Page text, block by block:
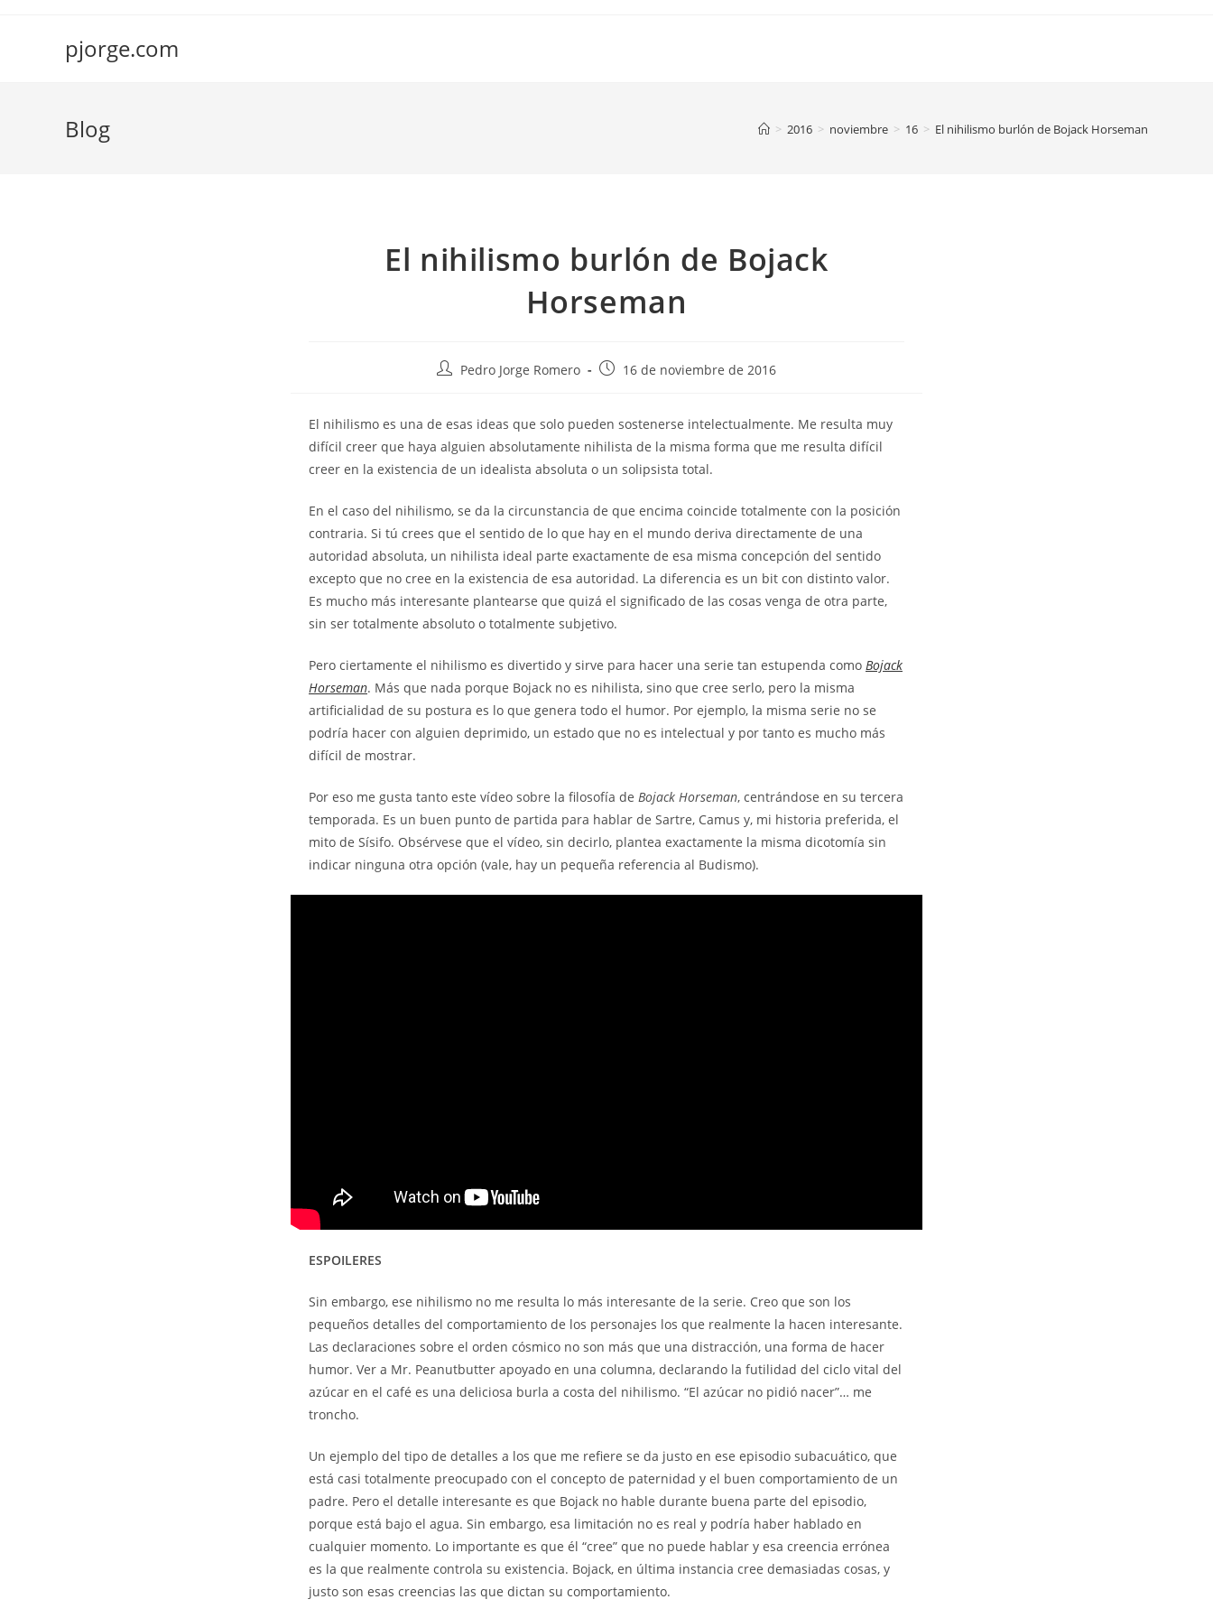
pjorge.com
Blog > 2016 > noviembre > 16 > El nihilismo burlón de Bojack Horseman
El nihilismo burlón de Bojack
Horseman
Autor
entrada:
Pedro Jorge Romero
Publicación
entrada:
16 de noviembre de 2016
El nihilismo es una de esas ideas que solo pueden sostenerse intelectualmente. Me resulta muy
difícil creer que haya alguien absolutamente nihilista de la misma forma que me resulta difícil
creer en la existencia de un idealista absoluta o un solipsista total.
En el caso del nihilismo, se da la circunstancia de que encima coincide totalmente con la posición
contraria. Si tú crees que el sentido de lo que hay en el mundo deriva directamente de una
autoridad absoluta, un nihilista ideal parte exactamente de esa misma concepción del sentido
excepto que no cree en la existencia de esa autoridad. La diferencia es un bit con distinto valor.
Es mucho más interesante plantearse que quizá el significado de las cosas venga de otra parte,
sin ser totalmente absoluto o totalmente subjetivo.
Pero ciertamente el nihilismo es divertido y sirve para hacer una serie tan estupenda como Bojack
Horseman. Más que nada porque Bojack no es nihilista, sino que cree serlo, pero la misma
artificialidad de su postura es lo que genera todo el humor. Por ejemplo, la misma serie no se
podría hacer con alguien deprimido, un estado que no es intelectual y por tanto es mucho más
difícil de mostrar.
Por eso me gusta tanto este vídeo sobre la filosofía de Bojack Horseman, centrándose en su tercera
temporada. Es un buen punto de partida para hablar de Sartre, Camus y, mi historia preferida, el
mito de Sísifo. Obsérvese que el vídeo, sin decirlo, plantea exactamente la misma dicotomía sin
indicar ninguna otra opción (vale, hay un pequeña referencia al Budismo).
ESPOILERES
Sin embargo, ese nihilismo no me resulta lo más interesante de la serie. Creo que son los
pequeños detalles del comportamiento de los personajes los que realmente la hacen interesante.
Las declaraciones sobre el orden cósmico no son más que una distracción, una forma de hacer
humor. Ver a Mr. Peanutbutter apoyado en una columna, declarando la futilidad del ciclo vital del
azúcar en el café es una deliciosa burla a costa del nihilismo. “El azúcar no pidió nacer”… me
troncho.
Un ejemplo del tipo de detalles a los que me refiere se da justo en ese episodio subacuático, que
está casi totalmente preocupado con el concepto de paternidad y el buen comportamiento de un
padre. Pero el detalle interesante es que Bojack no hable durante buena parte del episodio,
porque está bajo el agua. Sin embargo, esa limitación no es real y podría haber hablado en
cualquier momento. Lo importante es que él “cree” que no puede hablar y esa creencia errónea
es la que realmente controla su existencia. Bojack, en última instancia cree demasiadas cosas, y
justo son esas creencias las que dictan su comportamiento.